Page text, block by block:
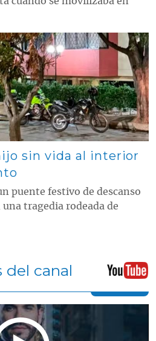
sin vida al interior
puente festivo de descanso
tragedia rodeada de
del canal